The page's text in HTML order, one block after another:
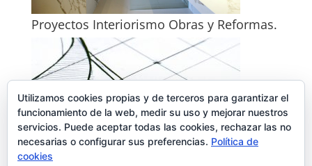
Proyectos Interiorismo Obras y Reformas.
Utilizamos cookies propias y de terceros para garantizar el
funcionamiento de la web, medir su uso y mejorar nuestros
servicios. Puede aceptar todas las cookies, rechazar las no
necesarias o configurar sus preferencias. Política de
cookies